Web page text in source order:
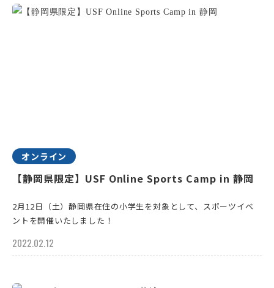
オンライン
【静岡県限定】USF Online Sports Camp in 静岡
2月12日（土）静岡県在住の小学生を対象として、スポーツイベ
ントを開催いたしました！
2022.02.12